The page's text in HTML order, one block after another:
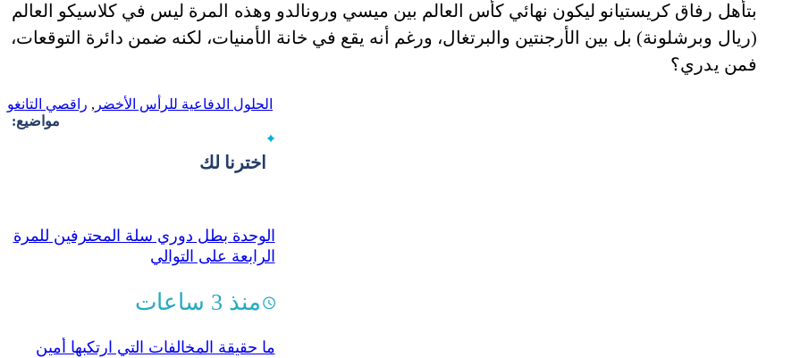
بتأهل رفاق كريستيانو ليكون نهائي كأس العالم بين ميسي ورونالدو وهذه المرة ليس في كلاسيكو العالم
(ريال وبرشلونة) بل بين الأرجنتين والبرتغال، ورغم أنه يقع في خانة الأمنيات، لكنه ضمن دائرة التوقعات،
فمن يدري؟
الحلول الدفاعية للرأس الأخضر , راقصي التانغو
مواضيع:
اخترنا لك
الوحدة بطل دوري سلة المحترفين للمرة
الرابعة على التوالي
منذ 3 ساعات
ما حقيقة المخالفات التي ارتكبها أمين